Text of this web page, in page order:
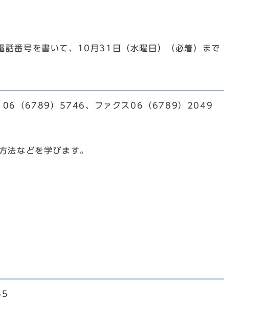
番号を書いて、10月31日（水曜日）（必着）まで
（6789）5746、ファクス06（6789）2049
などを学びます。